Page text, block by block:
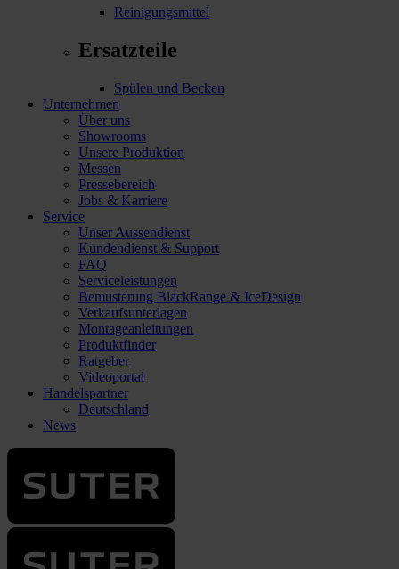
Reinigungsmittel
Ersatzteile
Spülen und Becken
Unternehmen
Über uns
Showrooms
Unsere Produktion
Messen
Pressebereich
Jobs & Karriere
Service
Unser Aussendienst
Kundendienst & Support
FAQ
Serviceleistungen
Bemusterung BlackRange & IceDesign
Verkaufsunterlagen
Montageanleitungen
Produktfinder
Ratgeber
Videoportal
Handelspartner
Deutschland
News